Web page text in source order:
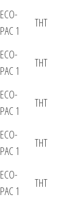
ECO-
PAC 1
THT
ECO-
PAC 1
THT
ECO-
PAC 1
THT
ECO-
PAC 1
THT
ECO-
PAC 1
THT